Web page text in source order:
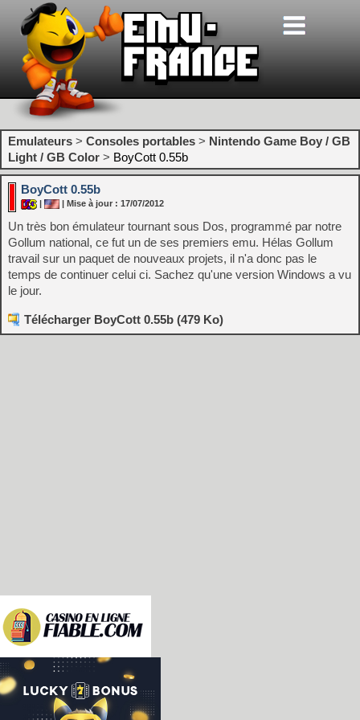
Emulateurs > Consoles portables > Nintendo Game Boy / GB
Light / GB Color > BoyCott 0.55b
BoyCott 0.55b
| | Mise à jour : 17/07/2012
Un très bon émulateur tournant sous Dos, programmé par notre
Gollum national, ce fut un de ses premiers emu. Hélas Gollum
travail sur un paquet de nouveaux projets, il n'a donc pas le
temps de continuer celui ci. Sachez qu'une version Windows a vu
le jour.
Télécharger BoyCott 0.55b (479 Ko)